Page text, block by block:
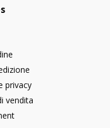
privacy
vendita